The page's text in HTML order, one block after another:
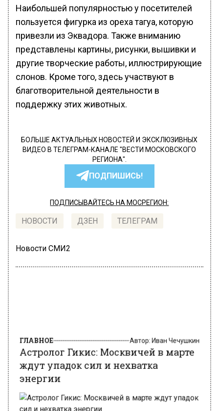
Наибольшей популярностью у посетителей
пользуется фигурка из ореха тагуа, которую
привезли из Эквадора. Также вниманию
представлены картины, рисунки, вышивки и
другие творческие работы, иллюстрирующие
слонов. Кроме того, здесь участвуют в
благотворительной деятельности в
поддержку этих животных.
БОЛЬШЕ АКТУАЛЬНЫХ НОВОСТЕЙ И ЭКСКЛЮЗИВНЫХ
ВИДЕО В ТЕЛЕГРАМ-КАНАЛЕ "ВЕСТИ МОСКОВСКОГО
РЕГИОНА".
ПОДПИШИСЬ!
ПОДПИСЫВАЙТЕСЬ НА МОСРЕГИОН:
НОВОСТИ ДЗЕН ТЕЛЕГРАМ
Новости СМИ2
энергии